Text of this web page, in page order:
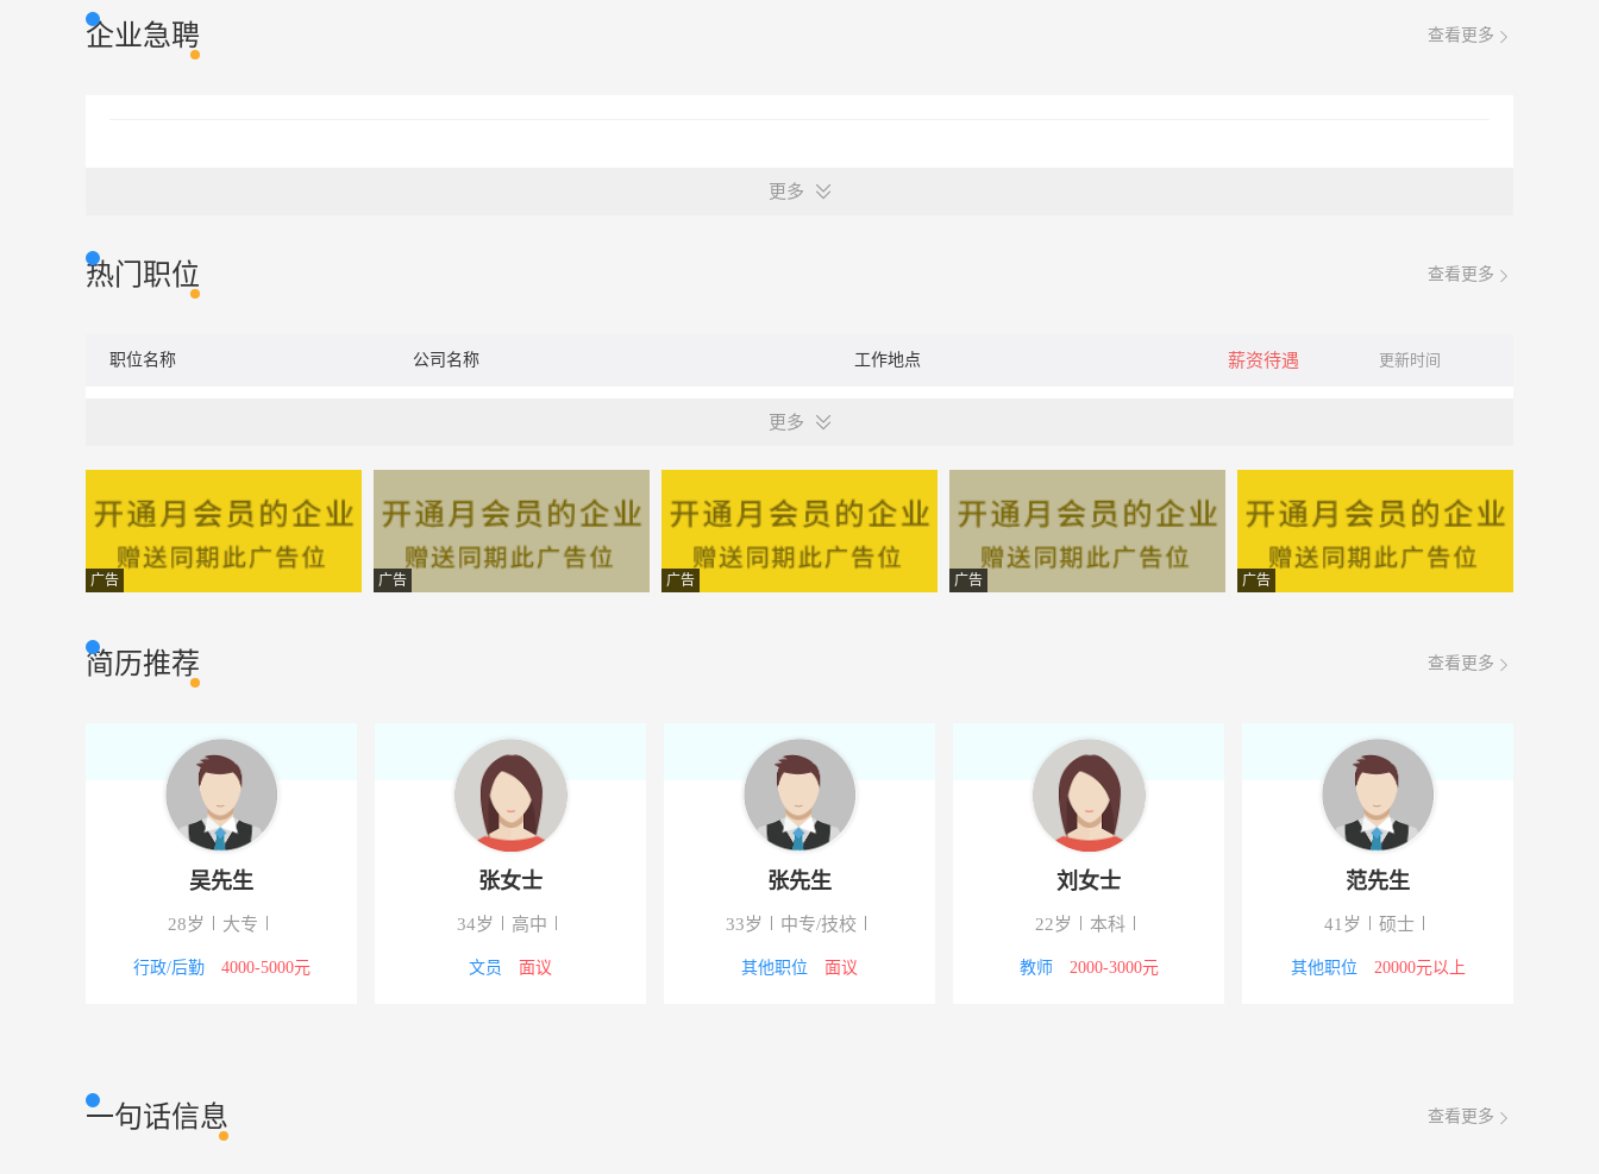
企业急聘 查看更多
更多
热门职位 查看更多
职位名称 公司名称 工作地点 薪资待遇 更新时间
更多
广告 广告 广告 广告 广告
简历推荐 查看更多
吴先生
28岁 大专
行政/后勤 4000-5000元
张女士
34岁 高中
文员 面议
张先生
33岁 中专/技校
其他职位 面议
刘女士
22岁 本科
教师 2000-3000元
范先生
41岁 硕士
其他职位 20000元以上
一句话信息 查看更多